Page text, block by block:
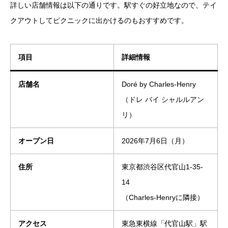
詳しい店舗情報は以下の通りです。駅すぐの好立地なので、テイ
クアウトしてピクニックに出かけるのもおすすめです。
項目 詳細情報
店舗名
Doré by Charles-Henry
（ドレ バイ シャルルアン
リ）
オープン日 2026年7月6日（月）
住所
東京都渋谷区代官山1-35-
14
（Charles-Henryに隣接）
アクセス
東急東横線「代官山駅」駅